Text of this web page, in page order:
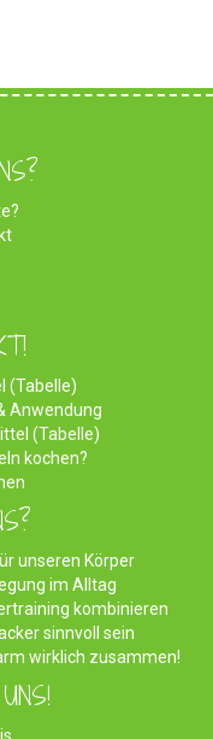
(Tabelle)
Anwendung
(Tabelle)
kochen?
unseren Körper
im Alltag
kombinieren
sinnvoll sein
wirklich zusammen!